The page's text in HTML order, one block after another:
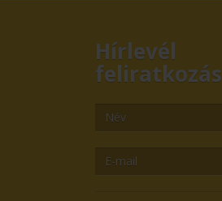
Hírlevél
feliratkozás